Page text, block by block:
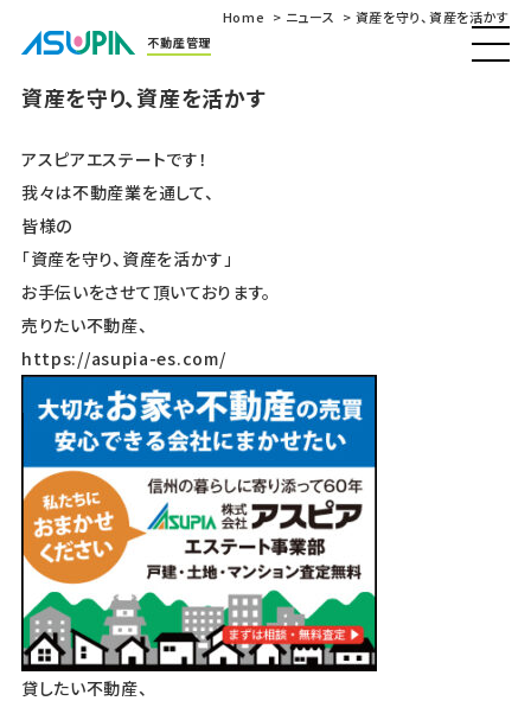
不動産管理
Home ニュース 資産を守り、資産を活かす
資産を守り、資産を活かす
アスピアエステートです！
我々は不動産業を通して、
皆様の
「資産を守り、資産を活かす」
お手伝いをさせて頂いております。
売りたい不動産、
https://asupia-es.com/
貸したい不動産、